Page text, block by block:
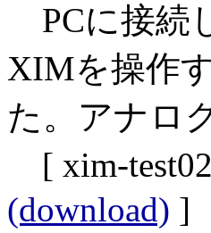
PCに接続
XIMを操作
た。アナロ
[ xim-
(download) ]